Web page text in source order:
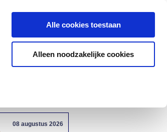
Alle cookies toestaan
Alleen noodzakelijke cookies
08 augustus 2026